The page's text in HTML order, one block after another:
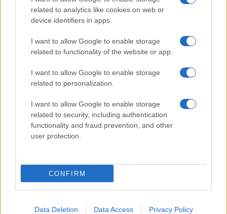
related to analytics like cookies on web or
device identifiers in apps.
I want to allow Google to enable storage
related to functionality of the website or app.
I want to allow Google to enable storage
related to personalization.
I want to allow Google to enable storage
related to security, including authentication
functionality and fraud prevention, and other
user protection.
CONFIRM
Data Deletion Data Access Privacy Policy
Scopri i must have di Mango per l’estate 2026: stile e
Beatrice Bonaventura · 6 Ago 2026